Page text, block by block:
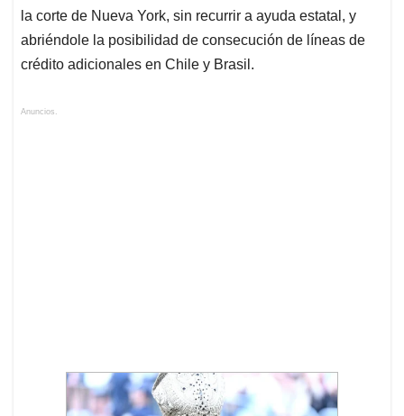
la corte de Nueva York, sin recurrir a ayuda estatal, y
abriéndole la posibilidad de consecución de líneas de
crédito adicionales en Chile y Brasil.
Anuncios.